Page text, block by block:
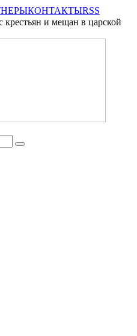
КОНТАКТЫRSS
крестьян и мещан в царской